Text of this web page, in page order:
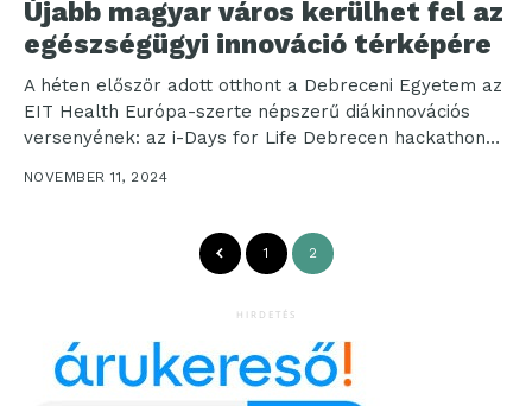
Újabb magyar város kerülhet fel az
egészségügyi innováció térképére
A héten először adott otthont a Debreceni Egyetem az
EIT Health Európa-szerte népszerű diákinnovációs
versenyének: az i-Days for Life Debrecen hackathon
NOVEMBER 11, 2024
1 2
HIRDETÉS